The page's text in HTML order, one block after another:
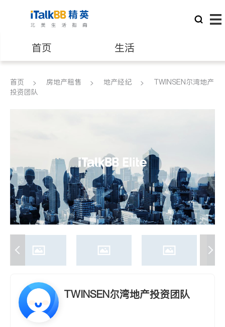
首页 生活
医生 律师
养老 非盈利组织
首页 房地产租售 地产经纪
TWINSEN尔湾地产
投资团队
TWINSEN尔湾地产投资团队